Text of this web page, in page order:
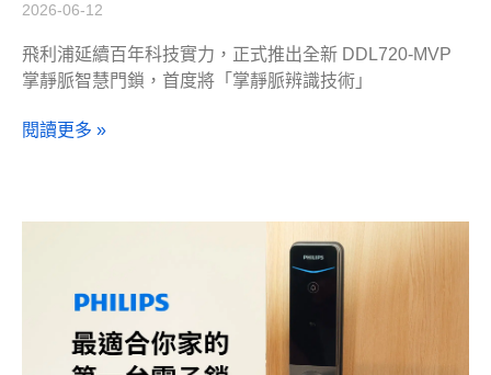
2026-06-12
飛利浦延續百年科技實力，正式推出全新 DDL720-MVP
掌靜脈智慧門鎖，首度將「掌靜脈辨識技術」
閱讀更多 »